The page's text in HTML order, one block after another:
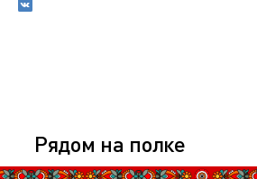
Рядом на полке